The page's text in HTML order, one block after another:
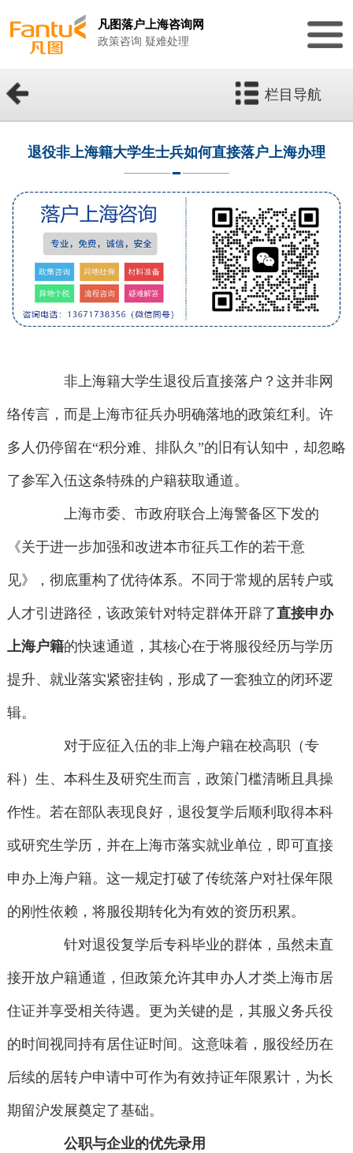
凡图落户上海咨询网
政策咨询 疑难处理
栏目导航
退役非上海籍大学生士兵如何直接落户上海办理
非上海籍大学生退役后直接落户？这并非网
络传言，而是上海市征兵办明确落地的政策红利。许
多人仍停留在“积分难、排队久”的旧有认知中，却忽略
了参军入伍这条特殊的户籍获取通道。
上海市委、市政府联合上海警备区下发的
《关于进一步加强和改进本市征兵工作的若干意
见》，彻底重构了优待体系。不同于常规的居转户或
人才引进路径，该政策针对特定群体开辟了直接申办
上海户籍的快速通道，其核心在于将服役经历与学历
提升、就业落实紧密挂钩，形成了一套独立的闭环逻
辑。
对于应征入伍的非上海户籍在校高职（专
科）生、本科生及研究生而言，政策门槛清晰且具操
作性。若在部队表现良好，退役复学后顺利取得本科
或研究生学历，并在上海市落实就业单位，即可直接
申办上海户籍。这一规定打破了传统落户对社保年限
的刚性依赖，将服役期转化为有效的资历积累。
针对退役复学后专科毕业的群体，虽然未直
接开放户籍通道，但政策允许其申办人才类上海市居
住证并享受相关待遇。更为关键的是，其服义务兵役
的时间视同持有居住证时间。这意味着，服役经历在
后续的居转户申请中可作为有效持证年限累计，为长
期留沪发展奠定了基础。
公职与企业的优先录用